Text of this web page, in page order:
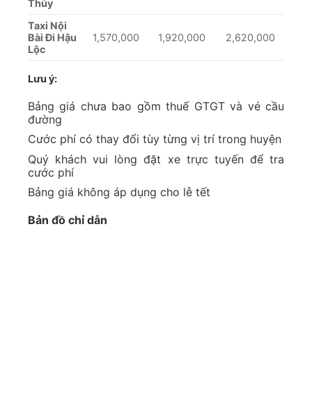
Thủy
Taxi Nội
Bài Đi Hậu
Lộc
1,570,000 1,920,000 2,620,000
Lưu ý:
Bảng giá chưa bao gồm thuế GTGT và vé cầu
đường
Cước phí có thay đổi tùy từng vị trí trong huyện
Quý khách vui lòng đặt xe trực tuyến để tra
cước phí
Bảng giá không áp dụng cho lễ tết
Bản đồ chỉ dẫn